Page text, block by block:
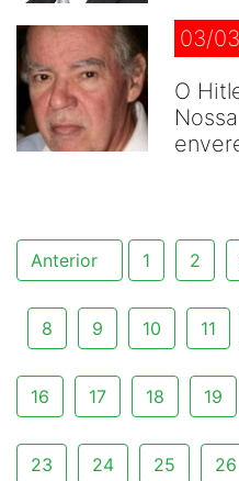
03/
O
Anterior 1 2
8 9 10 11
16 17 18 19
23 24 25 26